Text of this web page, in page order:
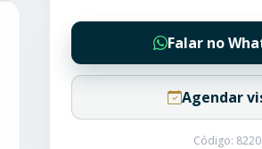
Falar no
Agendar
Código: 8220